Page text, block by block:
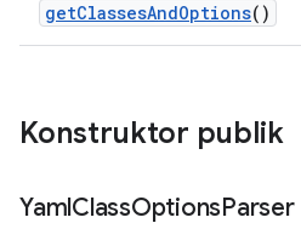
getClassesAndOptions()
Konstruktor publik
YamlClassOptionsParser